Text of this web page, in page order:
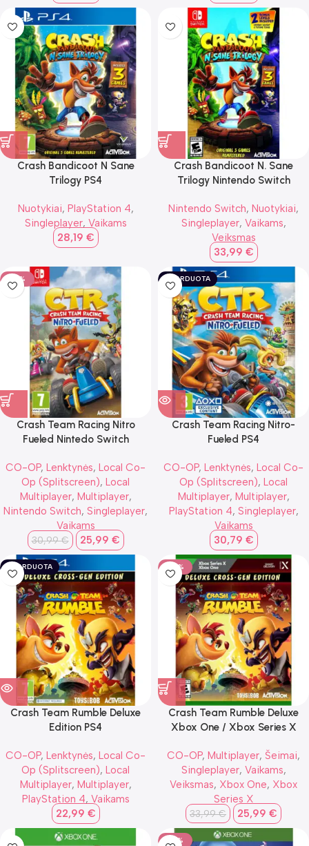
Crash Bandicoot N Sane
Trilogy PS4
Nuotykiai, PlayStation 4,
Singleplayer, Vaikams
28,19 €
Crash Bandicoot N. Sane
Trilogy Nintendo Switch
Nintendo Switch, Nuotykiai,
Singleplayer, Vaikams,
Veiksmas
33,99 €
-16%
Crash Team Racing Nitro
Fueled Nintedo Switch
CO-OP, Lenktynės, Local Co-
Op (Splitscreen), Local
Multiplayer, Multiplayer,
Nintendo Switch, Singleplayer,
Vaikams
30,99€ 25,99 €
IŠPARDUOTA
Crash Team Racing Nitro-
Fueled PS4
CO-OP, Lenktynės, Local Co-
Op (Splitscreen), Local
Multiplayer, Multiplayer,
PlayStation 4, Singleplayer,
Vaikams
30,79 €
IŠPARDUOTA
Crash Team Rumble Deluxe
Edition PS4
CO-OP, Lenktynės, Local Co-
Op (Splitscreen), Local
Multiplayer, Multiplayer,
PlayStation 4, Vaikams
22,99 €
-24%
Crash Team Rumble Deluxe
Xbox One / Xbox Series X
CO-OP, Multiplayer, Šeimai,
Singleplayer, Vaikams,
Veiksmas, Xbox One, Xbox
Series X
33,99€ 25,99 €
-16%